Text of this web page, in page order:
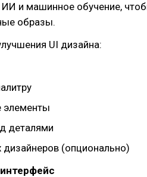
ИИ и машинное обучение,
образы.
UI дизайна:
элементы
деталями
(опционально)